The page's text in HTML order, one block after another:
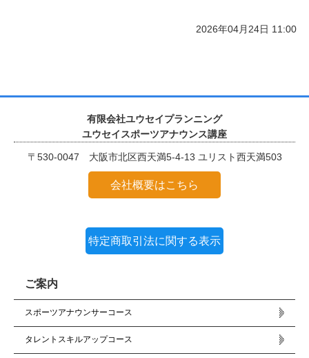
2026年04月24日 11:00
有限会社ユウセイプランニング
ユウセイスポーツアナウンス講座
〒530-0047 大阪市北区西天満5-4-13 ユリスト西天満503
会社概要はこちら
特定商取引法に関する表示
ご案内
スポーツアナウンサーコース
タレントスキルアップコース